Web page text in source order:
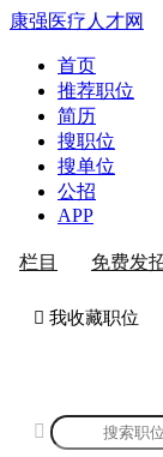
康强医疗人才网
首页
推荐职位
简历
搜职位
搜单位
公招
APP
栏目 免费发
 我收藏职位
